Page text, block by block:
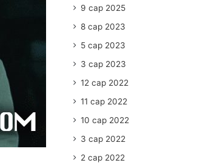
9 сар 2025
8 сар 2023
5 сар 2023
3 сар 2023
12 сар 2022
11 сар 2022
10 сар 2022
3 сар 2022
2 сар 2022